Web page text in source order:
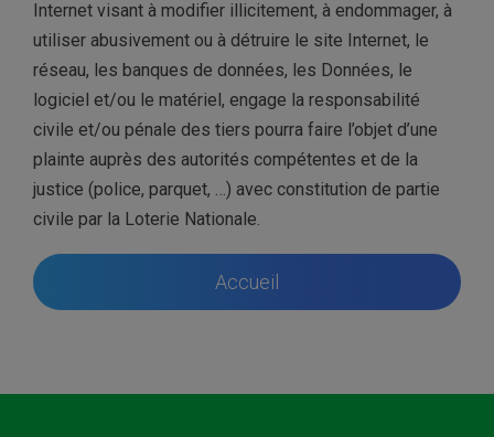
Internet visant à modifier illicitement, à endommager, à
utiliser abusivement ou à détruire le site Internet, le
réseau, les banques de données, les Données, le
logiciel et/ou le matériel, engage la responsabilité
civile et/ou pénale des tiers pourra faire l’objet d’une
plainte auprès des autorités compétentes et de la
justice (police, parquet, …) avec constitution de partie
civile par la Loterie Nationale.
Accueil